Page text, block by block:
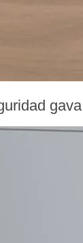
gava